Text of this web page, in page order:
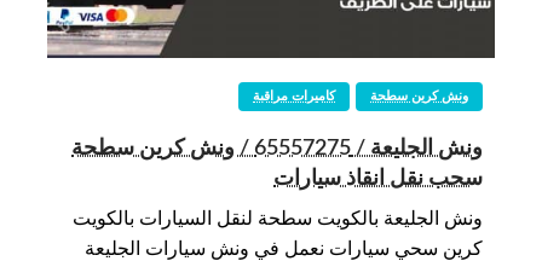
كاميرات مراقبة ونش كرين سطحة
ونش الجليعة / 65557275 / ونش كرين سطحة
سحب نقل انقاذ سيارات
ونش الجليعة بالكويت سطحة لنقل السيارات بالكويت
كرين سحي سيارات نعمل في ونش سيارات الجليعة